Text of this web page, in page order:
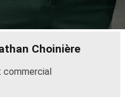
Choinière